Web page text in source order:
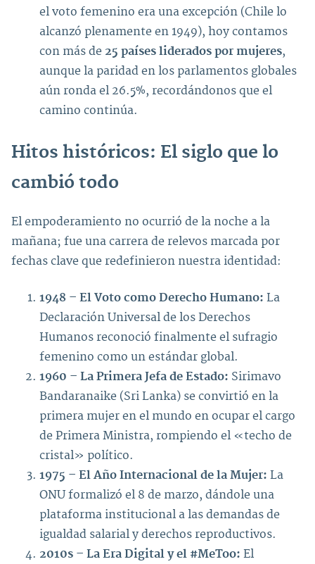
el voto femenino era una excepción (Chile lo
alcanzó plenamente en 1949), hoy contamos
con más de 25 países liderados por mujeres,
aunque la paridad en los parlamentos globales
aún ronda el 26.5%, recordándonos que el
camino continúa.
Hitos históricos: El siglo que lo
cambió todo
El empoderamiento no ocurrió de la noche a la
mañana; fue una carrera de relevos marcada por
fechas clave que redefinieron nuestra identidad:
1948 – El Voto como Derecho Humano: La
Declaración Universal de los Derechos
Humanos reconoció finalmente el sufragio
femenino como un estándar global.
1960 – La Primera Jefa de Estado: Sirimavo
Bandaranaike (Sri Lanka) se convirtió en la
primera mujer en el mundo en ocupar el cargo
de Primera Ministra, rompiendo el «techo de
cristal» político.
1975 – El Año Internacional de la Mujer: La
ONU formalizó el 8 de marzo, dándole una
plataforma institucional a las demandas de
igualdad salarial y derechos reproductivos.
2010s – La Era Digital y el #MeToo: El